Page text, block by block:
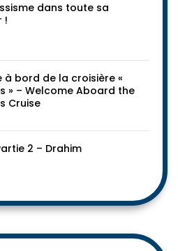
dans toute sa
!
à bord de la croisière «
» – Welcome Aboard the
Cruise
2 – Drahim